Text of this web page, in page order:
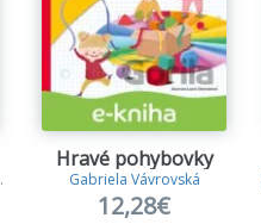
, Pavlína Kuderová
Hravé pohybovky
Gabriela Vávrovská
12,28€